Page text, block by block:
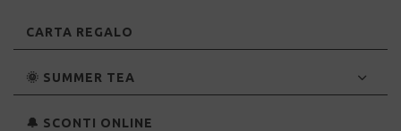
CARTA REGALO
🌞 SUMMER TEA
🔔 SCONTI ONLINE